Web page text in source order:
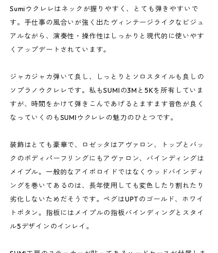
Sumiウクレレはネックが握りやすく、とても弾きやすいで
す。手仕事の風合いが強く出たヴィンテージライクなビジュ
アルながら、演奏性・操作性はしっかりと現代的に使いやす
くアップデートされています。
ジャカジャカ弾いて良し、しっとりとソロスタイルも良しの
ソプラノウクレレです。私もSUMIの3Mと5Kを所有していま
すが、時間をかけて弾きこんであげるとますます音色が良く
なっていくのもSUMIウクレレの魅力のひとつです。
装飾はとても豪華で、ロゼッタはアヴァロン、トップとバッ
クのボディパーフリングにもアヴァロン、バインディングは
メイプル。一般的なアイボロイドではなくウッドバインディ
ングを巻いてあるのは、長年使用しても変色したり割れたり
劣化しないためだそうです。ペグはUPTのゴールド、ホワイ
トボタン。指板にはメイプルの指板バインディングとスタイ
ル5デザインのインレイ。